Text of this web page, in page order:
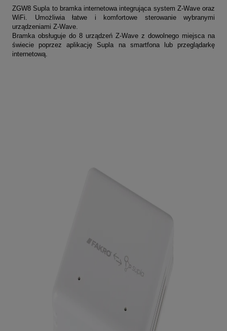
ZGW8 Supla to bramka internetowa integrująca system Z-Wave oraz
WiFi. Umożliwia łatwe i komfortowe sterowanie wybranymi
urządzeniami Z-Wave.
Bramka obsługuje do 8 urządzeń Z-Wave z dowolnego miejsca na
świecie poprzez aplikację Supla na smartfona lub przeglądarkę
internetową.